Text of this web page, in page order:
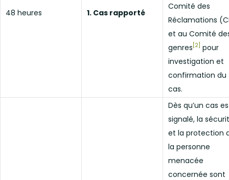
48 heures 1. Cas rapporté
Comité des
Réclamations
et au Comité
genres [2] pour
investigation et
confirmation du
cas.
Dès qu’un cas
signalé, la
et la protection
la personne
menacée
concernée sont